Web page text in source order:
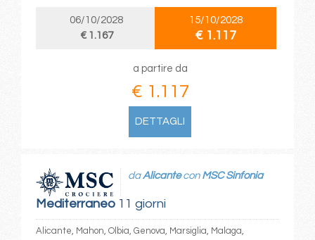
06/10/2028
€ 1.167
15/10/2028
€ 1.117
a partire da
€ 1.117
DETTAGLI
Mediterraneo11 giorni
daAlicantecon MSC Sinfonia
Alicante, Mahon, Olbia, Genova, Marsiglia, Malaga,